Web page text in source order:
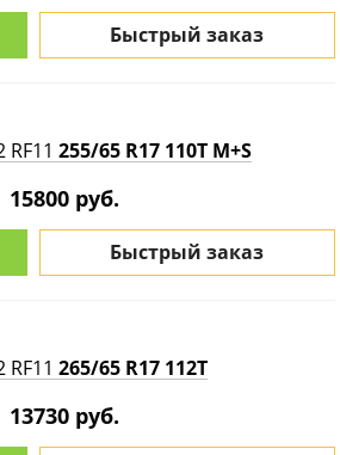
Быстрый заказ
255/65 R17 110T M+S
15800 руб.
Быстрый заказ
265/65 R17 112T
13730 руб.